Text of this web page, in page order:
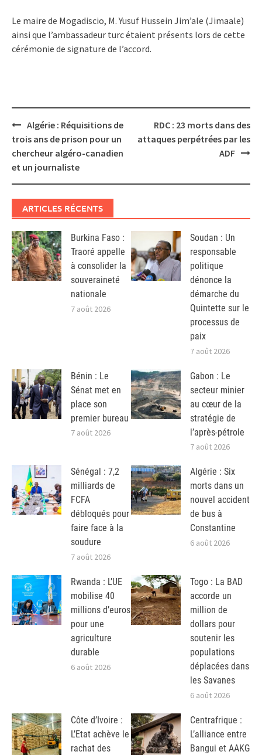
Le maire de Mogadiscio, M. Yusuf Hussein Jim’ale (Jimaale)
ainsi que l’ambassadeur turc étaient présents lors de cette
cérémonie de signature de l’accord.
Post
navigation
Algérie : Réquisitions de
trois ans de prison pour un
chercheur algéro-canadien
et un journaliste
RDC : 23 morts dans des
attaques perpétrées par les
ADF
ARTICLES RÉCENTS
Burkina Faso :
Traoré appelle
à consolider la
souveraineté
nationale
7 août 2026
Soudan : Un
responsable
politique
dénonce la
démarche du
Quintette sur le
processus de
paix
7 août 2026
Bénin : Le
Sénat met en
place son
premier bureau
7 août 2026
Gabon : Le
secteur minier
au cœur de la
stratégie de
l’après-pétrole
7 août 2026
Sénégal : 7,2
milliards de
FCFA
débloqués pour
faire face à la
soudure
7 août 2026
Algérie : Six
morts dans un
nouvel accident
de bus à
Constantine
6 août 2026
Rwanda : L’UE
mobilise 40
millions d’euros
pour une
agriculture
durable
6 août 2026
Togo : La BAD
accorde un
million de
dollars pour
soutenir les
populations
déplacées dans
les Savanes
6 août 2026
Côte d’Ivoire :
L’Etat achève le
rachat des
Centrafrique :
L’alliance entre
Bangui et AAKG